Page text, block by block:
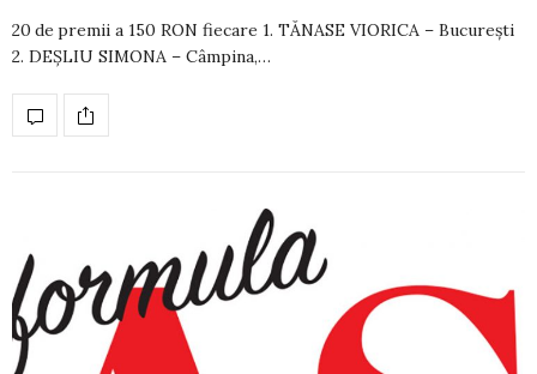
20 de premii a 150 RON fiecare 1. TĂNASE VIORICA – București
2. DEȘLIU SIMONA – Câmpina,…